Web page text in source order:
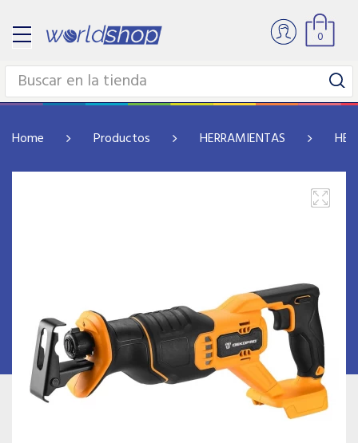
0
Home Productos HERRAMIENTAS